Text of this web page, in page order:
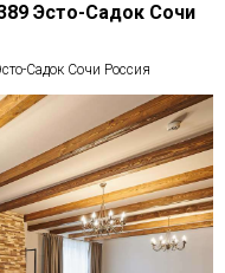
Эсто-Садок Сочи
Садок Сочи Россия